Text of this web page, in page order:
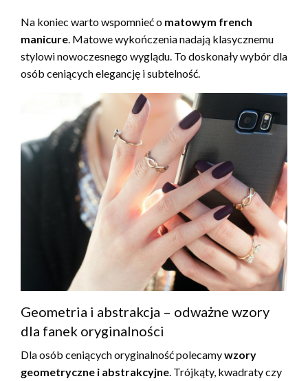
Na koniec warto wspomnieć o matowym french
manicure. Matowe wykończenia nadają klasycznemu
stylowi nowoczesnego wyglądu. To doskonały wybór dla
osób ceniących elegancję i subtelność.
Geometria i abstrakcja – odważne wzory
dla fanek oryginalności
Dla osób ceniących oryginalność polecamywzory
geometryczne i abstrakcyjne. Trójkąty, kwadraty czy